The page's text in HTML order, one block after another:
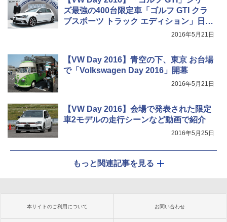
ズ最強の400台限定車「ゴルフ GTI クラ
ブスポーツ トラック エディション」日本
2016年5月21日
【VW Day 2016】青空の下、東京 お台場
で「Volkswagen Day 2016」開幕
2016年5月21日
【VW Day 2016】会場で発表された限定
車2モデルの走行シーンなど動画で紹介
2016年5月25日
もっと関連記事を見る
本サイトのご利用について お問い合わせ